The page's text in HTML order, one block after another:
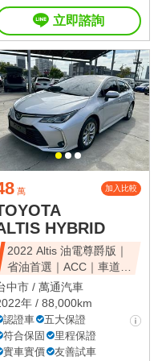
立即諮詢
萬 加入比較
HYBRID
2022 Altis 油電尊爵版｜
省油首選｜ACC｜車道維
持
中市 / 萬通汽車
年 / 88,000km
認證車
五大保證
符合保固
里程保證
實車實價
友善試車